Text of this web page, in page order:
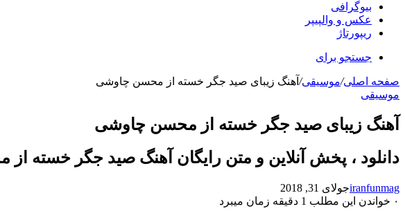
بیوگرافی
عکس و والپیپر
ریپورتاژ
جستجو برای
صفحه اصلی/موسیقی/ آهنگ زیبای صید جگر خسته از محسن چاوشی
موسیقی
آهنگ زیبای صید جگر خسته از محسن چاوشی
دانلود ، پخش آنلاین و متن رایگان آهنگ صید جگر خسته
iranfunmagجولای 31, 2018
۰ خواندن این مطلب 1 دقیقه زمان میبرد